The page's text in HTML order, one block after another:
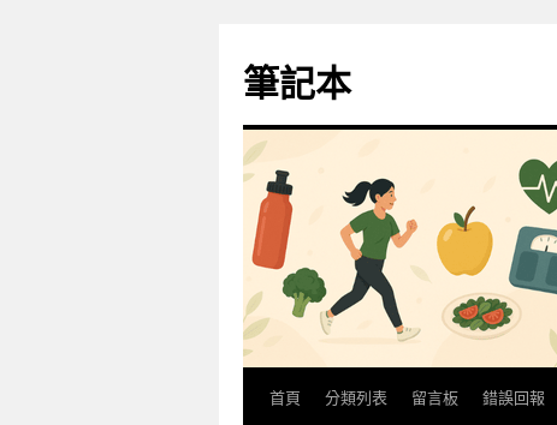
主
要
容
筆記本
首頁 分類列表 留言板 錯誤回報